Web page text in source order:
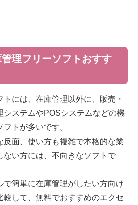
理フリーソフトおすす
には、在庫管理以外に、販売・
システムやPOSシステムなどの機
トが多いです。
反面、使い方も複雑で本格的な業
ない方には、不向きなソフトで
で簡単に在庫管理がしたい方向け
較して、無料でおすすめのエクセ